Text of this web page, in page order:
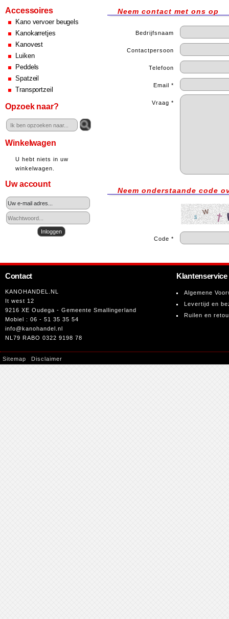
Accessoires
Kano vervoer beugels
Kanokarretjes
Kanovest
Luiken
Peddels
Spatzeil
Transportzeil
Opzoek naar?
Winkelwagen
U hebt niets in uw
winkelwagen.
Uw account
Neem contact met ons op
Bedrijfsnaam
Contactpersoon
Telefoon
Email *
Vraag *
Neem onderstaande code
Code *
Contact
KANOHANDEL.NL
It west 12
9216 XE Oudega - Gemeente Smallingerland
Mobiel : 06 - 51 35 35 54
info@kanohandel.nl
NL79 RABO 0322 9198 78
Klantenservice
Algemene
Levertijd en
Ruilen en
Sitemap Disclaimer